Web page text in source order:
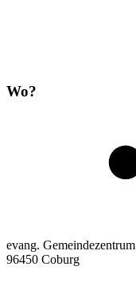
Wo?
evang. Gemeindezentrum
96450 Coburg